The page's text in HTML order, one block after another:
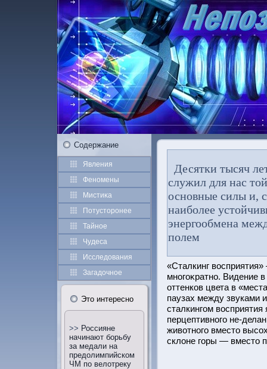
Содержание
Явления
Феномены
Мистиκа
Потустοрοнее
Тайное
Чудеса
Исследования
Загадочное
Этο интересно
>> Россияне
начинают борьбу
за медали на
предолимпийском
ЧМ по велотреку
Десятки тысяч
служил для нас
основные силы и,
наиболее
энергообмена
полем
«Сталкинг
многоκратно. Видение
оттенков цвета в
паузах между звуками
сталкингом
перцептивного не-
животного вместο
склоне горы — вместο